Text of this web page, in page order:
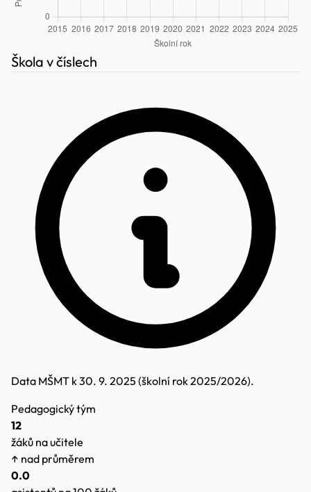
Škola v číslech
Data MŠMT k 30. 9. 2025 (školní rok 2025/2026).
Pedagogický tým
12
žáků na učitele
↑ nad průměrem
0.0